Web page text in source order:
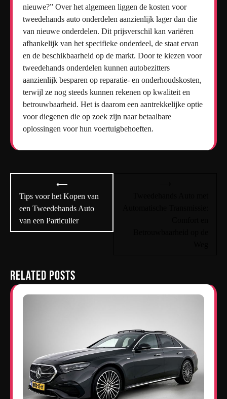
nieuwe?” Over het algemeen liggen de kosten voor
tweedehands auto onderdelen aanzienlijk lager dan die
van nieuwe onderdelen. Dit prijsverschil kan variëren
afhankelijk van het specifieke onderdeel, de staat ervan
en de beschikbaarheid op de markt. Door te kiezen voor
tweedehands onderdelen kunnen autobezitters
aanzienlijk besparen op reparatie- en onderhoudskosten,
terwijl ze nog steeds kunnen rekenen op kwaliteit en
betrouwbaarheid. Het is daarom een aantrekkelijke optie
voor diegenen die op zoek zijn naar betaalbare
oplossingen voor hun voertuigbehoeften.
navigatie
⟵
Tips voor het Kopen van
een Tweedehands Auto
van een Particulier
Related Posts